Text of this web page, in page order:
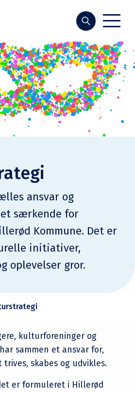
Søg
ansvar og
særkende for
Kommune. Det er
initiativer,
oplevelser gror.
kulturforeninger og
sammen et ansvar for,
skabes og udvikles.
er formuleret i Hillerød